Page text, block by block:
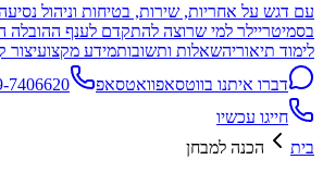
עם דגש על אחריות, שירות, בטיחות וניהול
בסמיטריילר למי שרוצה להתקדם לענף ההובלה
לימוד תיאוריהשאלות ותשובותמידע מקצועיצור
דברו איתנו בווטסאפוואטסאפ 7406620
חייגו עכשיו
בית
הכנה למבחן